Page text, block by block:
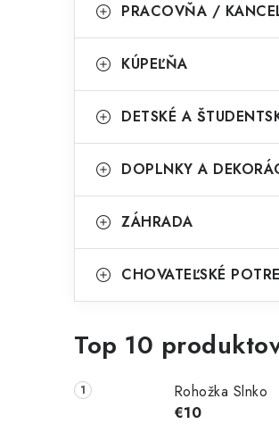
PRACOVŇA /
KÚPEĽŇA
DETSKÉ A
DOPLNKY A
ZÁHRADA
CHOVATEĽSKÉ
Top 10
Rohožka Slnko
€10